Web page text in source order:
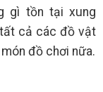
gì tồn tại xung
cả các đồ vật
đồ chơi nữa.